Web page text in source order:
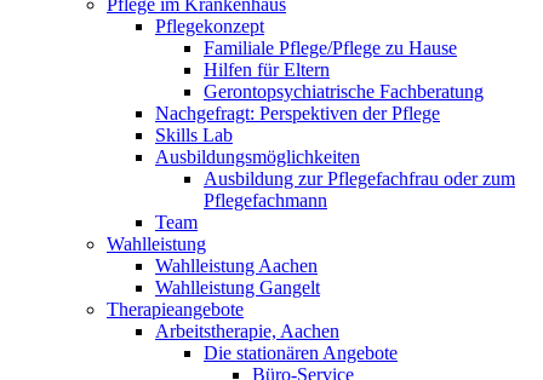
Pflege im Krankenhaus
Pflegekonzept
Familiale Pflege/Pflege zu Hause
Hilfen für Eltern
Gerontopsychiatrische Fachberatung
Nachgefragt: Perspektiven der Pflege
Skills Lab
Ausbildungsmöglichkeiten
Ausbildung zur Pflegefachfrau oder zum
Pflegefachmann
Team
Wahlleistung
Wahlleistung Aachen
Wahlleistung Gangelt
Therapieangebote
Arbeitstherapie, Aachen
Die stationären Angebote
Büro-Service